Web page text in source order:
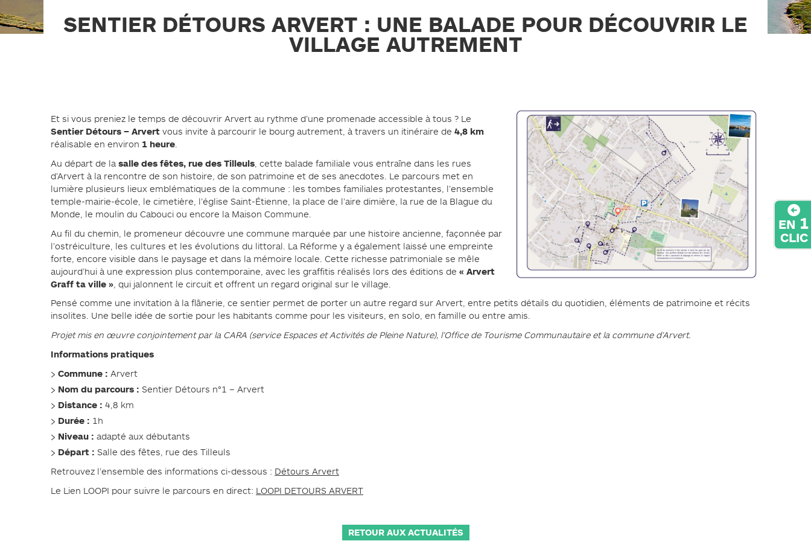
GESTIONS DES EAUX PLUVIALES
SENTIER DÉTOURS ARVERT : UNE BALADE POUR DÉCOUVRIR LE
VILLAGE AUTREMENT
Et si vous preniez le temps de découvrir Arvert au rythme d’une promenade accessible à tous ? Le
Sentier Détours – Arvert vous invite à parcourir le bourg autrement, à travers un itinéraire de 4,8 km
réalisable en environ 1 heure
Au départ de la salle des fêtes, rue des Tilleuls , cette balade familiale vous entraîne dans les rues
d’Arvert à la rencontre de son histoire, de son patrimoine et de ses anecdotes. Le parcours met en
lumière plusieurs lieux emblématiques de la commune : les tombes familiales protestantes, l’ensemble
temple-mairie-école, le cimetière, l’église Saint-Étienne, la place de l’aire dimière, la rue de la Blague du
Monde, le moulin du Cabouci ou encore la Maison Commune.
Au fil du chemin, le promeneur découvre une commune marquée par une histoire ancienne, façonnée par
l’ostréiculture, les cultures et les évolutions du littoral. La Réforme y a également laissé une empreinte
forte, encore visible dans le paysage et dans la mémoire locale. Cette richesse patrimoniale se mêle
aujourd’hui à une expression plus contemporaine, avec les graffitis réalisés lors des éditions de « Arvert
Graff ta ville » , qui jalonnent le circuit et offrent un regard original sur le village.
Pensé comme une invitation à la flânerie, ce sentier permet de porter un autre regard sur Arvert, entre petits détails du quotidien, éléments de patrimoine et récits
insolites. Une belle idée de sortie pour les habitants comme pour les visiteurs, en solo, en famille ou entre amis.
Projet mis en œuvre conjointement par la CARA (service Espaces et Activités de Pleine Nature), l’Office de Tourisme Communautaire et la commune d’Arvert.
Informations pratiques
Commune : Arvert
Nom du parcours : Sentier Détours n°1 – Arvert
Distance : 4,8 km
Durée : 1h
Niveau : adapté aux débutants
Départ : Salle des fêtes, rue des Tilleuls
Retrouvez l’ensemble des informations ci-dessous : Détours Arvert
Le Lien LOOPI pour suivre le parcours en direct: LOOPI DETOURS ARVERT
RETOUR AUX ACTUALITÉS
EN 1
CLIC